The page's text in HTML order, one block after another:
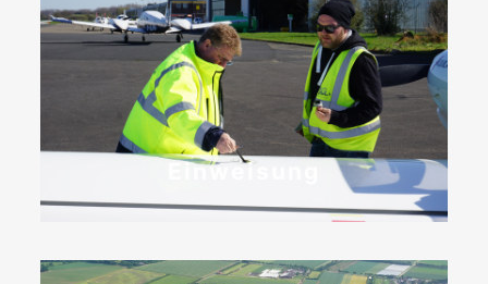
Einweisung